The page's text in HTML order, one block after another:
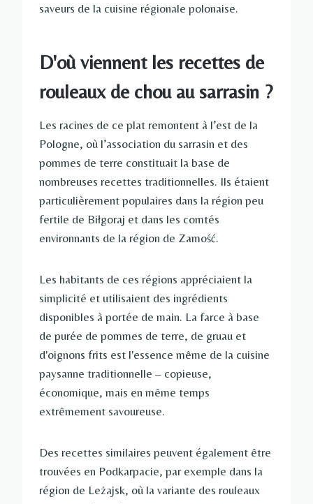
saveurs de la cuisine régionale polonaise.
D'où viennent les recettes de
rouleaux de chou au sarrasin ?
Les racines de ce plat remontent à l’est de la
Pologne, où l’association du sarrasin et des
pommes de terre constituait la base de
nombreuses recettes traditionnelles. Ils étaient
particulièrement populaires dans la région peu
fertile de Biłgoraj et dans les comtés
environnants de la région de Zamość.
Les habitants de ces régions appréciaient la
simplicité et utilisaient des ingrédients
disponibles à portée de main. La farce à base
de purée de pommes de terre, de gruau et
d'oignons frits est l'essence même de la cuisine
paysanne traditionnelle – copieuse,
économique, mais en même temps
extrêmement savoureuse.
Des recettes similaires peuvent également être
trouvées en Podkarpacie, par exemple dans la
région de Leżajsk, où la variante des rouleaux